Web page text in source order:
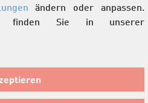
ändern oder anpassen.
finden Sie in unserer